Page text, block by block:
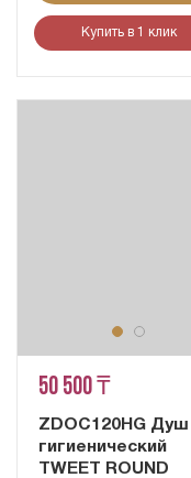
Купить в 1 клик
50 500 ₸
ZDOC120HG Душ
гигиенический
TWEET ROUND